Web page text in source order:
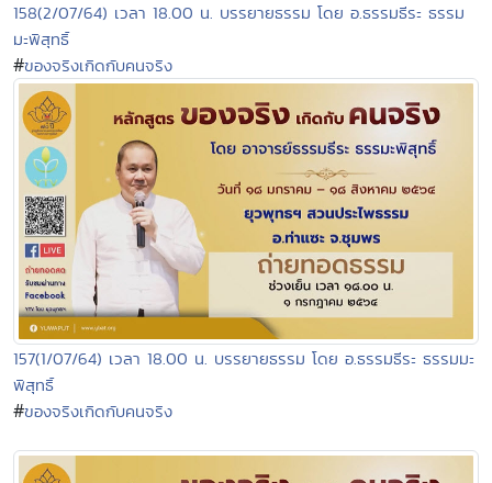
158(2/07/64) เวลา 18.00 น. บรรยายธรรม โดย อ.ธรรมธีระ ธรรม
มะพิสุทธิ์
#ของจริงเกิดกับคนจริง
157(1/07/64) เวลา 18.00 น. บรรยายธรรม โดย อ.ธรรมธีระ ธรรมมะ
พิสุทธิ์
#ของจริงเกิดกับคนจริง